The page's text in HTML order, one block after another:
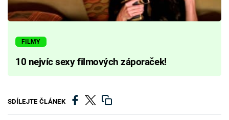
FILMY
10 nejvíc sexy filmových záporaček!
SDÍLEJTE ČLÁNEK